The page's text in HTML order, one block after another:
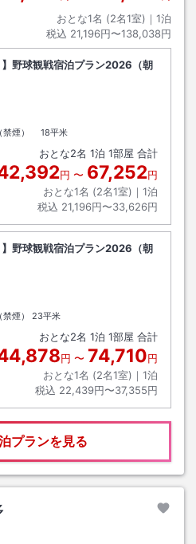
おとな1名 (2名1室)｜ 1泊
税込 21,196円〜138,038円
】野球観戦宿泊プラン2026（朝
禁煙）
18平米
おとな2名 1泊 1部屋 合計
円 〜 67,252円
おとな1名 (2名1室)｜ 1泊
税込 21,196円〜33,626円
】野球観戦宿泊プラン2026（朝
煙）
23平米
おとな2名 1泊 1部屋 合計
円 〜 74,710円
おとな1名 (2名1室)｜ 1泊
税込 22,439円〜37,355円
プランを見る